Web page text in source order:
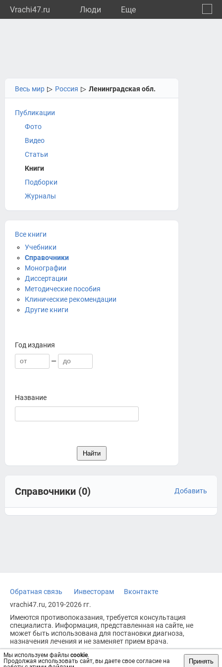
Vrachi47.ru Люди Eще
Мы используем файлы cookie.
Продолжая использовать сайт, вы даете свое согласие на
Принять
Весь мир ▷ Россия ▷ Ленинградская обл.
Публикации
Фото
Видео
Статьи
Книги
Подборки
Журналы
Все книги
Учебники
Справочники
Монографии
Диссертации
Методические пособия
Клинические рекомендации
Другие книги
Год издания
—
Название
Справочники (0) Добавить
Обратная связь Инвесторам
Вконтакте
vrachi47.ru, 2019-2026 гг.
Имеются противопоказания, требуется консультация
специалиста. Информация, представленная на сайте, не
может быть использована для постановки диагноза,
назначения лечения и не заменяет прием врача.
Возрастное ограничение: 18+